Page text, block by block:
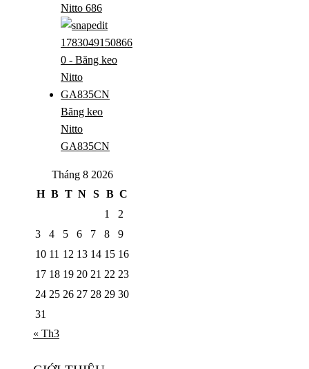
Nitto 686
Băng keo
Nitto
GA835CN
Tháng 8 2026
H B T N S B C
1
2
3
4 5 6 7 8
9
10 11 12 13 14 15 16
17 18 19 20 21 22 23
24 25 26 27 28 29 30
31
« Th3